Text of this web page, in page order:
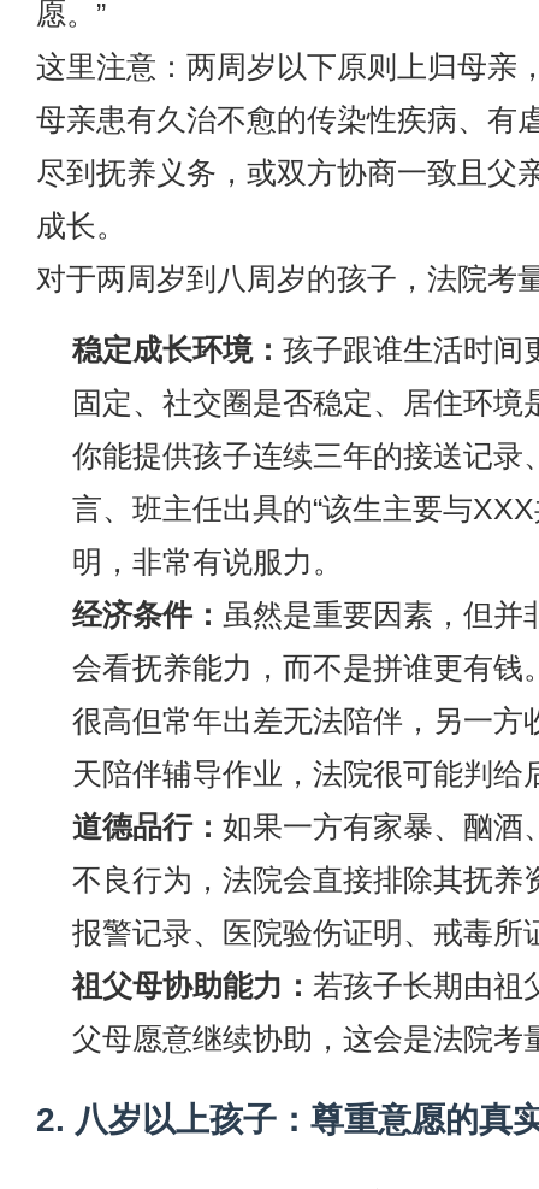
愿。”
这里注意：两周岁以下原则上归母
母亲患有久治不愈的传染性疾病、有
尽到抚养义务，或双方协商一致且父
成长。
对于两周岁到八周岁的孩子，法院考
稳定成长环境： 孩子跟谁生活时间
固定、社交圈是否稳定、居住环境
你能提供孩子连续三年的接送记录
言、班主任出具的“该生主要与
明，非常有说服力。
经济条件： 虽然是重要因素，但并
会看抚养能力，而不是拼谁更有钱
很高但常年出差无法陪伴，另一方
天陪伴辅导作业，法院很可能判给
道德品行： 如果一方有家暴、酗酒
不良行为，法院会直接排除其抚养
报警记录、医院验伤证明、戒毒所
祖父母协助能力： 若孩子长期由祖
父母愿意继续协助，这会是法院考
2. 八岁以上孩子：尊重意愿的真